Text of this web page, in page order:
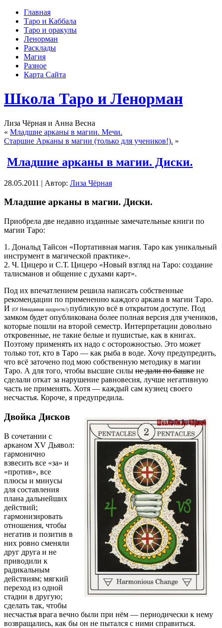
Главная
Таро и Каббала
Таро и оракулы
Ленорман
Расклады
Магия
Разное
Карта Сайта
Школа Таро и Ленорман
Лиза Чёрная и Анна Весна
« Младшие арканы в магии. Мечи.
Старшие Арканы в магии (только для учеников!). »
Младшие арканы в магии. Диски.
28.05.2011 | Автор: Лиза Чёрная
Младшие арканы в магии. Диски.
Приобрела две недавно изданные замечательные книги по
магии Таро:
1. Дональд Тайсон «Портативная магия. Таро как уникальный
инструмент в магической практике».
2. Ч. Цицеро и С.Т. Цицеро «Новый взгляд на Таро: создание
талисманов и общение с духами карт».
Под их впечатлением решила написать собственные
рекомендации по применению каждого аркана в магии Таро.
И (О! Невиданная щедрость!) публикую всё в открытом доступе. Под
замком будет опубликована более полная версия для учеников,
которые пошли на второй семестр. Интерпретации довольно
откровенные, не такие белые и пушистые, как в книгах.
Поэтому применять их надо с осторожностью. Это может
только тот, кто в Таро — как рыба в воде. Хочу предупредить,
что всё заточено под мою собственную методику в магии
Таро. А для того, чтобы высшие силы не дали по башке не
сделали откат за нарушение равновесия, лучше негативную
часть не применять. Хотя — каждый сам кузнец своего
несчастья. Короче, я предупредила.
Двойка Дисков
В сочетании с
арканом ХV Дьявол:
гармонично
взвесить все «за» и
«против», все
плюсы и минусы
для составления
плана дальнейших
действий;
гармонизировать
отношения, чтобы
негатив и позитив в
них ровно сменяли
друг друга и не
приводили к
радикальным
действиям; мягкий
переход из одной
стадии в другую;
сделать так, чтобы
несчастья врага вечно были при нём — периодически к нему
возвращались, как бы он не пытался с ними справиться.